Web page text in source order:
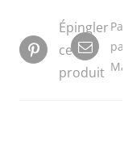
Épingler
ce
produit
par